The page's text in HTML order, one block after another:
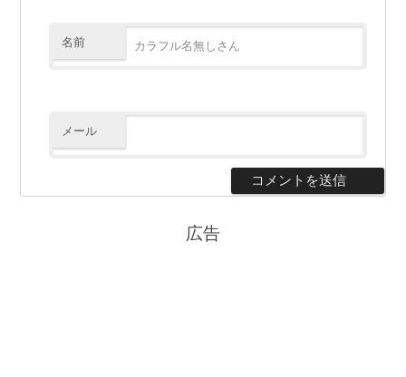
名前
メール
広告